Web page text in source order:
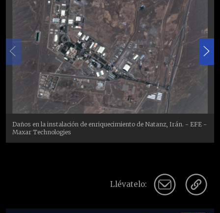
Daños en la instalación de enriquecimiento de Natanz, Irán. - EFE -
Maxar Technologies
Llévatelo: